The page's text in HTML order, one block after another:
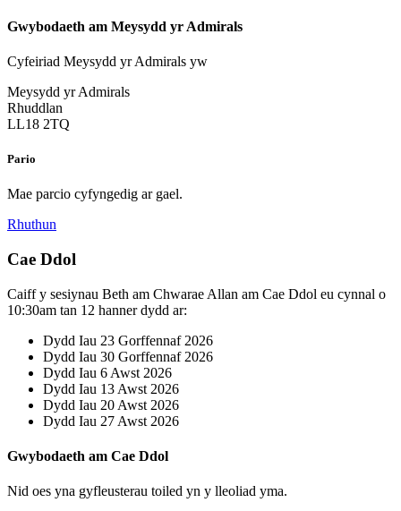
Gwybodaeth am Meysydd yr Admirals
Cyfeiriad Meysydd yr Admirals yw
Meysydd yr Admirals
Rhuddlan
LL18 2TQ
Pario
Mae parcio cyfyngedig ar gael.
Rhuthun
Cae Ddol
Caiff y sesiynau Beth am Chwarae Allan am Cae Ddol eu cynnal o
10:30am tan 12 hanner dydd ar:
Dydd Iau 23 Gorffennaf 2026
Dydd Iau 30 Gorffennaf 2026
Dydd Iau 6 Awst 2026
Dydd Iau 13 Awst 2026
Dydd Iau 20 Awst 2026
Dydd Iau 27 Awst 2026
Gwybodaeth am Cae Ddol
Nid oes yna gyfleusterau toiled yn y lleoliad yma.